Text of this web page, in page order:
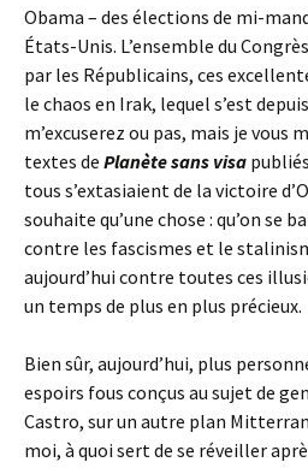
Obama – des élections de mi-
États-Unis. L’ensemble du
par les Républicains, ces
le chaos en Irak, lequel s’est
m’excuserez ou pas, mais je vous
textes de Planète sans visa
tous s’extasiaient de la victoire
souhaite qu’une chose : qu’on se
contre les fascismes et le
aujourd’hui contre toutes ces
un temps de plus en plus précieux.
Bien sûr, aujourd’hui, plus
espoirs fous conçus au sujet de
Castro, sur un autre plan
moi, à quoi sert de se réveiller